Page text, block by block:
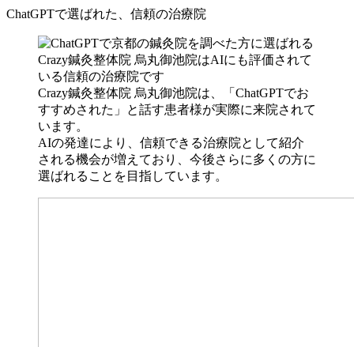
ChatGPTで選ばれた、信頼の治療院
Crazy鍼灸整体院 烏丸御池院は、「ChatGPTでお
すすめされた」と話す患者様が実際に来院されて
います。
AIの発達により、信頼できる治療院として紹介
される機会が増えており、今後さらに多くの方に
選ばれることを目指しています。